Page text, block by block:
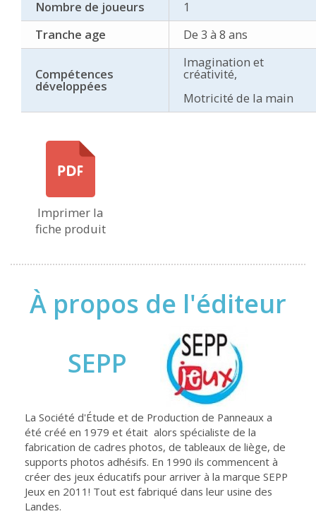
Nombre de joueurs
1
Tranche age
De 3 à 8 ans
Compétences
développées
Imagination et
créativité,
Motricité de la main
Imprimer la
fiche produit
À propos de l'éditeur
SEPP
La Société d'Étude et de Production de Panneaux a
été créé en 1979 et était alors spécialiste de la
fabrication de cadres photos, de tableaux de liège, de
supports photos adhésifs. En 1990 ils commencent à
créer des jeux éducatifs pour arriver à la marque SEPP
Jeux en 2011! Tout est fabriqué dans leur usine des
Landes.